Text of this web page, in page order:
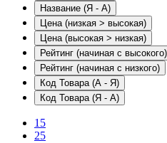
Название (Я - А)
Цена (низкая > высокая)
Цена (высокая > низкая)
Рейтинг (начиная с высокого)
Рейтинг (начиная с низкого)
Код Товара (А - Я)
Код Товара (Я - А)
15
25